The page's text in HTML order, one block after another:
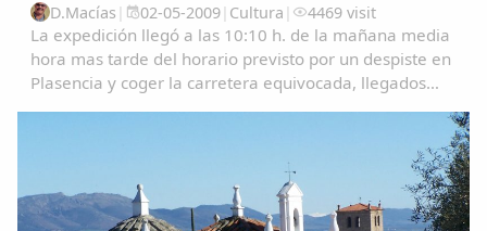
D.Macías | 02-05-2009| Cultura | 4469 visit
La expedición llegó a las 10:10 h. de la mañana media
hora mas tarde del horario previsto por un despiste en
Plasencia y coger la carretera equivocada, llegados